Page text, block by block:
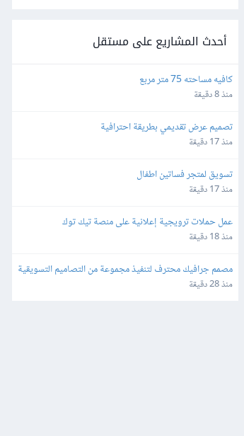
أحدث المشاريع على مستقل
كافيه مساحته 75 متر مربع
منذ 8 دقيقة
تصميم عرض تقديمي بطريقة احترافية
منذ 17 دقيقة
تسويق لمتجر فساتين اطفال
منذ 17 دقيقة
عمل حملات ترويجية إعلانية على منصة تيك توك
منذ 18 دقيقة
مصمم جرافيك محترف لتنفيذ مجموعة من التصاميم التسويقية
منذ 28 دقيقة